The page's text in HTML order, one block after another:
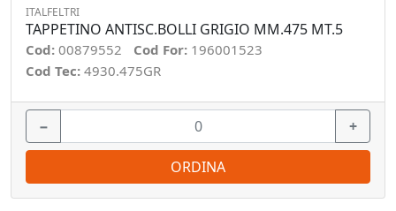
ITALFELTRI
TAPPETINO ANTISC.BOLLI GRIGIO MM.475 MT.5
Cod: 00879552 Cod For: 196001523
Cod Tec: 4930.475GR
− +
ORDINA